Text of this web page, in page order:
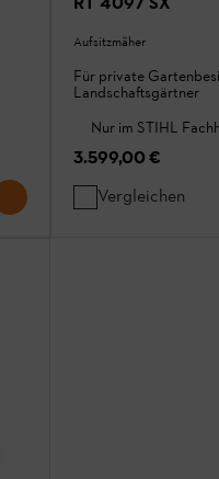
Aufsitzmäher
Für private
Landschaftsgärtner
Nur im STIHL
3.599,00 €
Vergleichen